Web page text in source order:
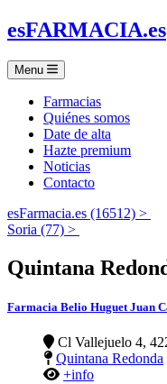
esFARMACIA.es
Menu
Farmacias
Quiénes somos
Date de alta
Hazte premium
Noticias
Contacto
esFarmacia.es (16512) >
Soria (77) >
Quintana
Farmacia Belio Huguet Juan
Cl Vallejuelo 4,
Quintana Redonda
+info